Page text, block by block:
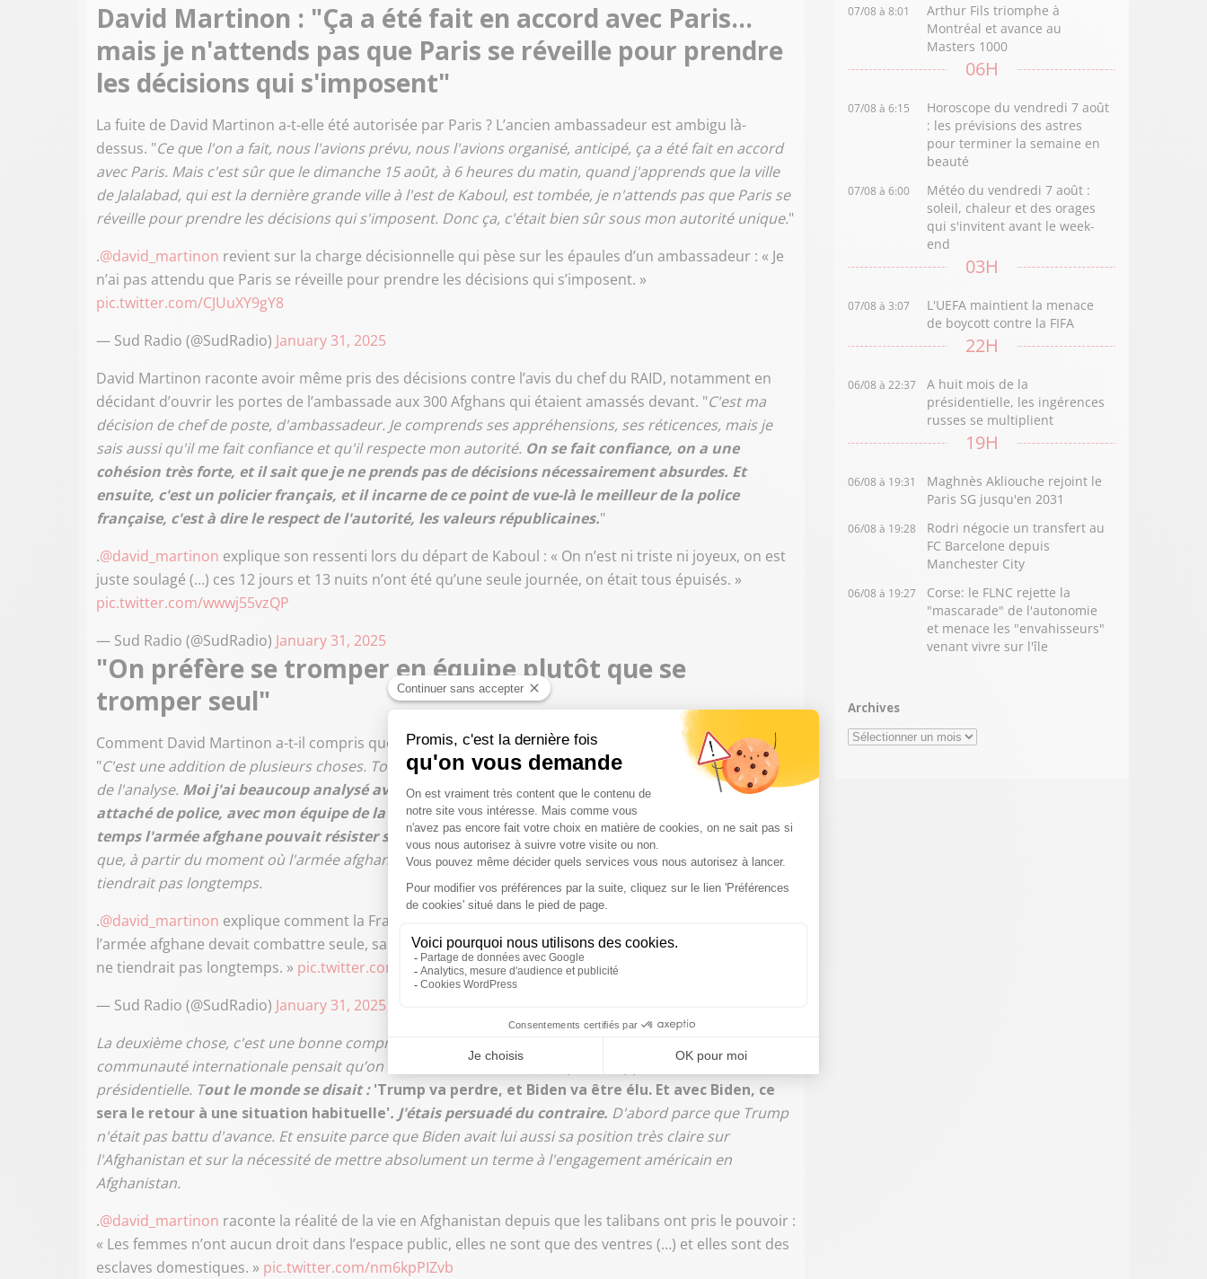
David Martinon : "Ça a été fait en accord avec Paris…
mais je n'attends pas que Paris se réveille pour prendre
les décisions qui s'imposent"
La fuite de David Martinon a-t-elle été autorisée par Paris ? L’ancien ambassadeur est ambigu là-
dessus. "Ce que l'on a fait, nous l'avions prévu, nous l'avions organisé, anticipé, ça a été fait en accord
avec Paris. Mais c'est sûr que le dimanche 15 août, à 6 heures du matin, quand j'apprends que la ville
de Jalalabad, qui est la dernière grande ville à l'est de Kaboul, est tombée, je n'attends pas que Paris se
réveille pour prendre les décisions qui s'imposent. Donc ça, c'était bien sûr sous mon autorité unique."
.@david_martinon revient sur la charge décisionnelle qui pèse sur les épaules d’un ambassadeur : « Je
n’ai pas attendu que Paris se réveille pour prendre les décisions qui s’imposent. »
pic.twitter.com/CJUuXY9gY8
— Sud Radio (@SudRadio) January 31, 2025
David Martinon raconte avoir même pris des décisions contre l’avis du chef du RAID, notamment en
décidant d’ouvrir les portes de l’ambassade aux 300 Afghans qui étaient amassés devant. "C'est ma
décision de chef de poste, d'ambassadeur. Je comprends ses appréhensions, ses réticences, mais je
sais aussi qu'il me fait confiance et qu'il respecte mon autorité. On se fait confiance, on a une
cohésion très forte, et il sait que je ne prends pas de décisions nécessairement absurdes. Et
ensuite, c'est un policier français, et il incarne de ce point de vue-là le meilleur de la police
française, c'est à dire le respect de l'autorité, les valeurs républicaines."
.@david_martinon explique son ressenti lors du départ de Kaboul : « On n’est ni triste ni joyeux, on est
juste soulagé (…) ces 12 jours et 13 nuits n’ont été qu’une seule journée, on était tous épuisés. »
pic.twitter.com/wwwj55vzQP
— Sud Radio (@SudRadio) January 31, 2025
"On préfère se tromper en équipe plutôt que se
tromper seul"
Comment David Martinon a-t-il compris que l’Afghanistan était sous le point de tomber aux Talibans ?
"C'est une addition de plusieurs choses. Tout d’abord, c'est une anticipation. Et l'anticipation, ça part
de l'analyse. Moi j'ai beaucoup analysé avec mon équipe : avec mon attaché de défense, avec mon
attaché de police, avec mon équipe de la DGSE… comment les choses s'imbriquaient, combien de
temps l'armée afghane pouvait résister sans le soutien de l'OTAN etc.Et notre conclusion a été
que, à partir du moment où l'armée afghane devait combattre seule, sans le soutien de l'OTAN, elle ne
tiendrait pas longtemps.
.@david_martinon explique comment la France a anticipé la chute de Kaboul : « À partir du moment où
l’armée afghane devait combattre seule, sans soutien de l’OTAN ou du gouvernement américain, elle
ne tiendrait pas longtemps. » pic.twitter.com/T3rUDudhda
— Sud Radio (@SudRadio) January 31, 2025
La deuxième chose, c'est une bonne compréhension de la vie politique américaine. Le reste de la
communauté internationale pensait qu’on est en fin du mandat Trump et à l'approche de la
présidentielle. Tout le monde se disait :'Trump va perdre, et Biden va être élu. Et avec Biden, ce
sera le retour à une situation habituelle'. J'étais persuadé du contraire. D'abord parce que Trump
n'était pas battu d'avance. Et ensuite parce que Biden avait lui aussi sa position très claire sur
l'Afghanistan et sur la nécessité de mettre absolument un terme à l'engagement américain en
Afghanistan.
.@david_martinon raconte la réalité de la vie en Afghanistan depuis que les talibans ont pris le pouvoir :
« Les femmes n’ont aucun droit dans l’espace public, elles ne sont que des ventres (…) et elles sont des
esclaves domestiques. » pic.twitter.com/nm6kpPIZvb
07/08 à 8:01
Arthur Fils triomphe à
Montréal et avance au
Masters 1000
06H
07/08 à 6:15
Horoscope du vendredi 7 août
: les prévisions des astres
pour terminer la semaine en
beauté
07/08 à 6:00
Météo du vendredi 7 août :
soleil, chaleur et des orages
qui s'invitent avant le week-
end
03H
07/08 à 3:07
L'UEFA maintient la menace
de boycott contre la FIFA
22H
06/08 à 22:37
A huit mois de la
présidentielle, les ingérences
russes se multiplient
19H
06/08 à 19:31
Maghnès Akliouche rejoint le
Paris SG jusqu'en 2031
06/08 à 19:28
Rodri négocie un transfert au
FC Barcelone depuis
Manchester City
06/08 à 19:27
Corse: le FLNC rejette la
"mascarade" de l'autonomie
et menace les "envahisseurs"
venant vivre sur l'île
Archives
Archives